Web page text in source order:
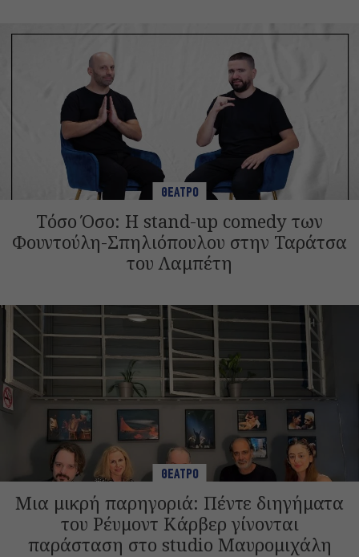
ΘΕΑΤΡΟ
Τόσο Όσο: Η stand-up comedy των
Φουντούλη-Σπηλιόπουλου στην Ταράτσα
του Λαμπέτη
ΘΕΑΤΡΟ
Μια μικρή παρηγοριά: Πέντε διηγήματα
του Ρέυμοντ Κάρβερ γίνονται
παράσταση στο studio Μαυρομιχάλη